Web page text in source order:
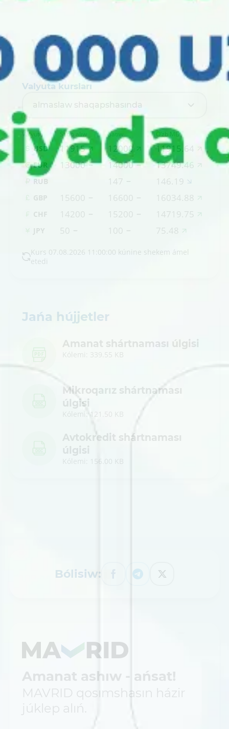
Valyuta kursları
almaslaw shaqapshasında
Valyuta Satıp alıw Satıw O‘zb MB
USD 11915 12000 11915.64
EUR 13000 14000 13749.46
RUB 147 146.19
Kurs 07.08.2026 11:00:00 kúnine shekem ámel
etedi
Jańa hújjetler
Amanat shártnaması úlgisi
Mikroqarız shártnaması
úlgisi
Kólemi: 121.50 KB
Avtokredit shártnaması
úlgisi
Bólisiw:
Amanat ashıw - ańsat!
MAVRID qosımshasın házir